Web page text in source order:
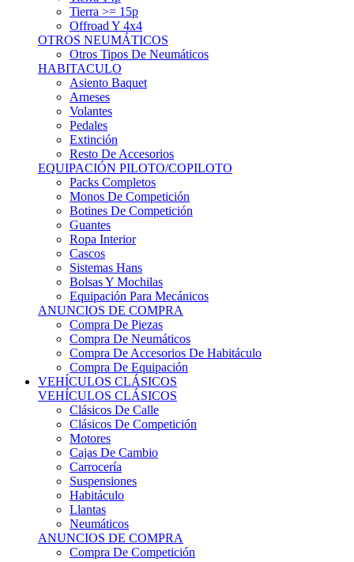
Tierra >= 15p
Offroad Y 4x4
OTROS NEUMÁTICOS
Otros Tipos De Neumáticos
HABITACULO
Asiento Baquet
Arneses
Volantes
Pedales
Extinción
Resto De Accesorios
EQUIPACIÓN PILOTO/COPILOTO
Packs Completos
Monos De Competición
Botines De Competición
Guantes
Ropa Interior
Cascos
Sistemas Hans
Bolsas Y Mochilas
Equipación Para Mecánicos
ANUNCIOS DE COMPRA
Compra De Piezas
Compra De Neumáticos
Compra De Accesorios De Habitáculo
Compra De Equipación
VEHÍCULOS CLÁSICOS
VEHÍCULOS CLÁSICOS
Clásicos De Calle
Clásicos De Competición
Motores
Cajas De Cambio
Carrocería
Suspensiones
Habitáculo
Llantas
Neumáticos
ANUNCIOS DE COMPRA
Compra De Competición